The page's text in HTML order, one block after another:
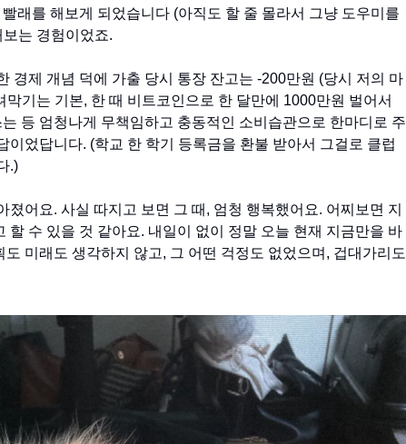
래를 해보게 되었습니다 (아직도 할 줄 몰라서 그냥 도우미를
는 경험이었죠.
경제 개념 덕에 가출 당시 통장 잔고는 -200만원 (당시 저의 마
막기는 기본, 한 때 비트코인으로 한 달만에 1000만원 벌어서
등 엄청나게 무책임하고 충동적인 소비습관으로 한마디로 주
이었답니다. (학교 한 학기 등록금을 환불 받아서 그걸로 클럽
.)
졌어요. 사실 따지고 보면 그 때, 엄청 행복했어요. 어찌보면 지
할 수 있을 것 같아요. 내일이 없이 정말 오늘 현재 지금만을 바
도 미래도 생각하지 않고, 그 어떤 걱정도 없었으며, 겁대가리도